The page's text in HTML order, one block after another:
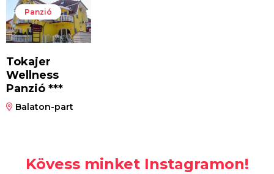
Panzió
Tokajer
Wellness
Panzió ***
Balaton-part
Kövess minket Instagramon!